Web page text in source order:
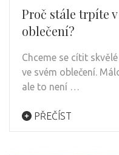
Proč stále trpíte
oblečení?
Chceme se cítit
ve svém oblečení.
ale to není …
PŘEČÍST